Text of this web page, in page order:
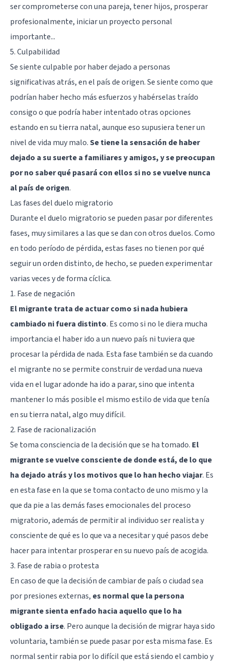
ser comprometerse con una pareja, tener hijos, prosperar
profesionalmente, iniciar un proyecto personal
importante...
5. Culpabilidad
Se siente culpable por haber dejado a personas
significativas atrás, en el país de origen. Se siente como que
podrían haber hecho más esfuerzos y habérselas traído
consigo o que podría haber intentado otras opciones
estando en su tierra natal, aunque eso supusiera tener un
nivel de vida muy malo.Se tiene la sensación de haber
dejado a su suerte a familiares y amigos, y se preocupan
por no saber qué pasará con ellos si no se vuelve nunca
al país de origen.
Las fases del duelo migratorio
Durante el duelo migratorio se pueden pasar por diferentes
fases, muy similares a las que se dan con otros duelos. Como
en todo período de pérdida, estas fases no tienen por qué
seguir un orden distinto, de hecho, se pueden experimentar
varias veces y de forma cíclica.
1. Fase de negación
El migrante trata de actuar como si nada hubiera
cambiado ni fuera distinto. Es como si no le diera mucha
importancia el haber ido a un nuevo país ni tuviera que
procesar la pérdida de nada. Esta fase también se da cuando
el migrante no se permite construir de verdad una nueva
vida en el lugar adonde ha ido a parar, sino que intenta
mantener lo más posible el mismo estilo de vida que tenía
en su tierra natal, algo muy difícil.
2. Fase de racionalización
Se toma consciencia de la decisión que se ha tomado. El
migrante se vuelve consciente de donde está, de lo que
ha dejado atrás y los motivos que lo han hecho viajar. Es
en esta fase en la que se toma contacto de uno mismo y la
que da pie a las demás fases emocionales del proceso
migratorio, además de permitir al individuo ser realista y
consciente de qué es lo que va a necesitar y qué pasos debe
hacer para intentar prosperar en su nuevo país de acogida.
3. Fase de rabia o protesta
En caso de que la decisión de cambiar de país o ciudad sea
por presiones externas, es normal que la persona
migrante sienta enfado hacia aquello que lo ha
obligado a irse. Pero aunque la decisión de migrar haya sido
voluntaria, también se puede pasar por esta misma fase. Es
normal sentir rabia por lo difícil que está siendo el cambio y